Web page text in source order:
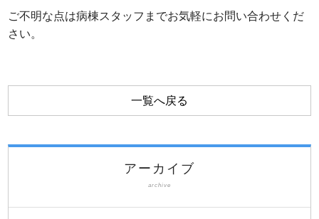
ご不明な点は病棟スタッフまでお気軽にお問い合わせくだ
さい。
一覧へ戻る
アーカイブ
archive